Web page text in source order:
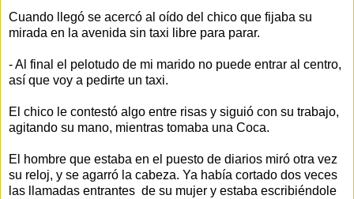
Cuando llegó se acercó al oído del chico que fijaba su
mirada en la avenida sin taxi libre para parar.
- Al final el pelotudo de mi marido no puede entrar al centro,
así que voy a pedirte un taxi.
El chico le contestó algo entre risas y siguió con su trabajo,
agitando su mano, mientras tomaba una Coca.
El hombre que estaba en el puesto de diarios miró otra vez
su reloj, y se agarró la cabeza. Ya había cortado dos veces
las llamadas entrantes de su mujer y estaba escribiéndole